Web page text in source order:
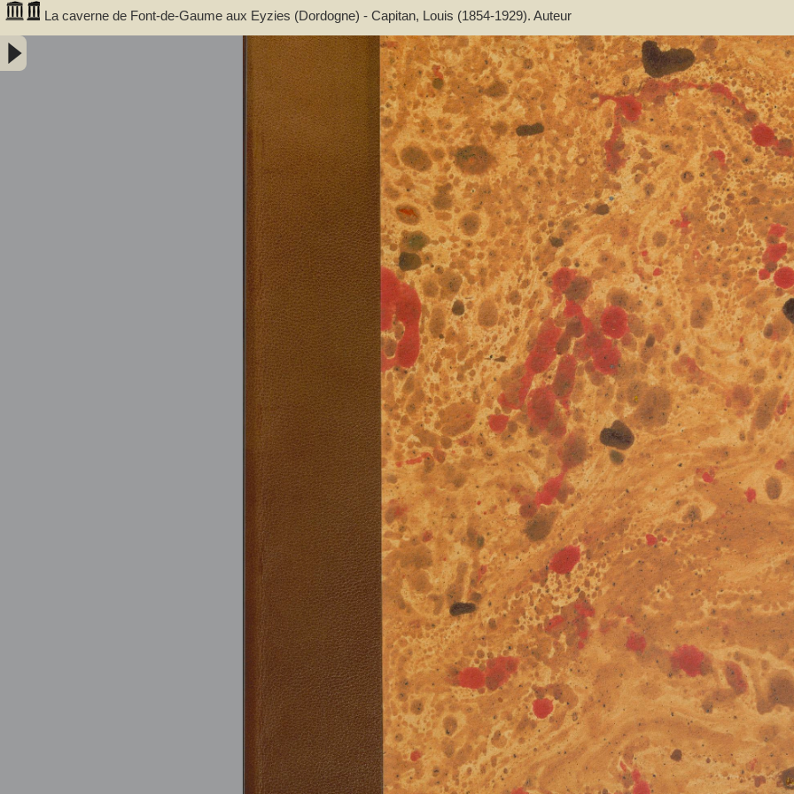
La caverne de Font-de-Gaume aux Eyzies (Dordogne) - Capitan, Louis (1854-1929). Auteur